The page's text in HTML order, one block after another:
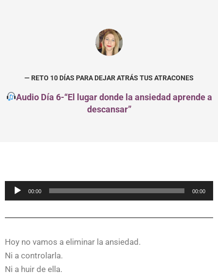
— RETO 10 DÍAS PARA DEJAR ATRÁS TUS ATRACONES
Audio Día 6-“El lugar donde la ansiedad aprende a
descansar”
Reproductor
de
00:00 00:00
Hoy no vamos a eliminar la ansiedad.
Ni a controlarla.
Ni a huir de ella.